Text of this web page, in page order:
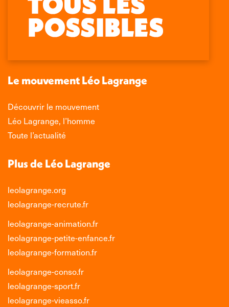
Facebook
s'ouvre
une
fenêtre
page
X
s'ouvre
une
fenêtre
page
LinkedIn
s'ouvre
une
fenêtre
page
Instagram
s'ouvre
une
nouvelle
fenêtre
Le mouvement Léo Lagrange
Découvrir le mouvement
Léo Lagrange, l’homme
Toute l’actualité
Plus de Léo Lagrange
leolagrange.org
leolagrange-recrute.fr
leolagrange-animation.fr
leolagrange-petite-enfance.fr
leolagrange-formation.fr
leolagrange-conso.fr
leolagrange-sport.fr
leolagrange-vieasso.fr